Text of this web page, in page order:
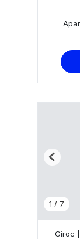
1 / 7
Previous
Giroc